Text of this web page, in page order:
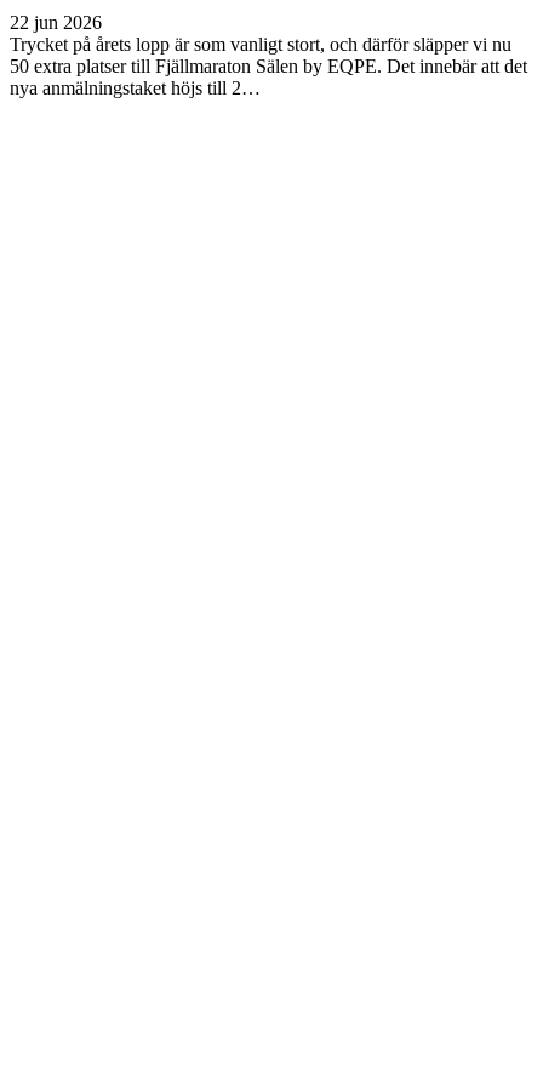
22 jun 2026
Trycket på årets lopp är som vanligt stort, och därför släpper vi nu
50 extra platser till Fjällmaraton Sälen by EQPE. Det innebär att det
nya anmälningstaket höjs till 2…